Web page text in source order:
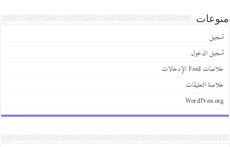
منوعات
تسجيل
تسجيل الدخول
خلاصات Feed الإدخالات
خلاصة التعليقات
WordPress.org